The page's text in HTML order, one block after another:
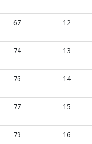
67 12
74 13
76 14
77 15
79 16